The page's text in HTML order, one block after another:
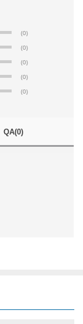
(0)
(0)
(0)
(0)
(0)
QA(0)